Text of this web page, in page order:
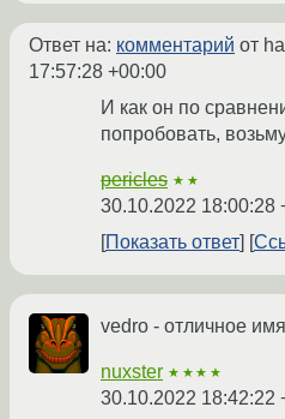
Ответ на: комментарий от
17:57:28 +00:00
И как он по
попробовать,
pericles ★★
30.10.2022 18:00:28
Показать ответ
vedro - отличное
nuxster ★★★★
30.10.2022 18:42:22